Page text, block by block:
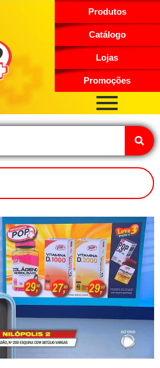
Produtos
Catálogo
Lojas
Promoções